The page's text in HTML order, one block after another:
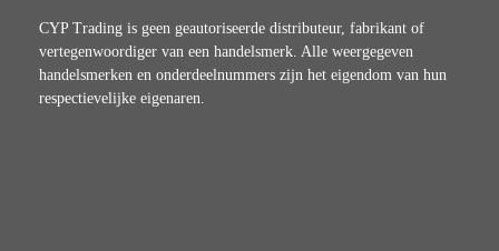
CYP Trading is geen geautoriseerde distributeur, fabrikant of
vertegenwoordiger van een handelsmerk. Alle weergegeven
handelsmerken en onderdeelnummers zijn het eigendom van hun
respectievelijke eigenaren.